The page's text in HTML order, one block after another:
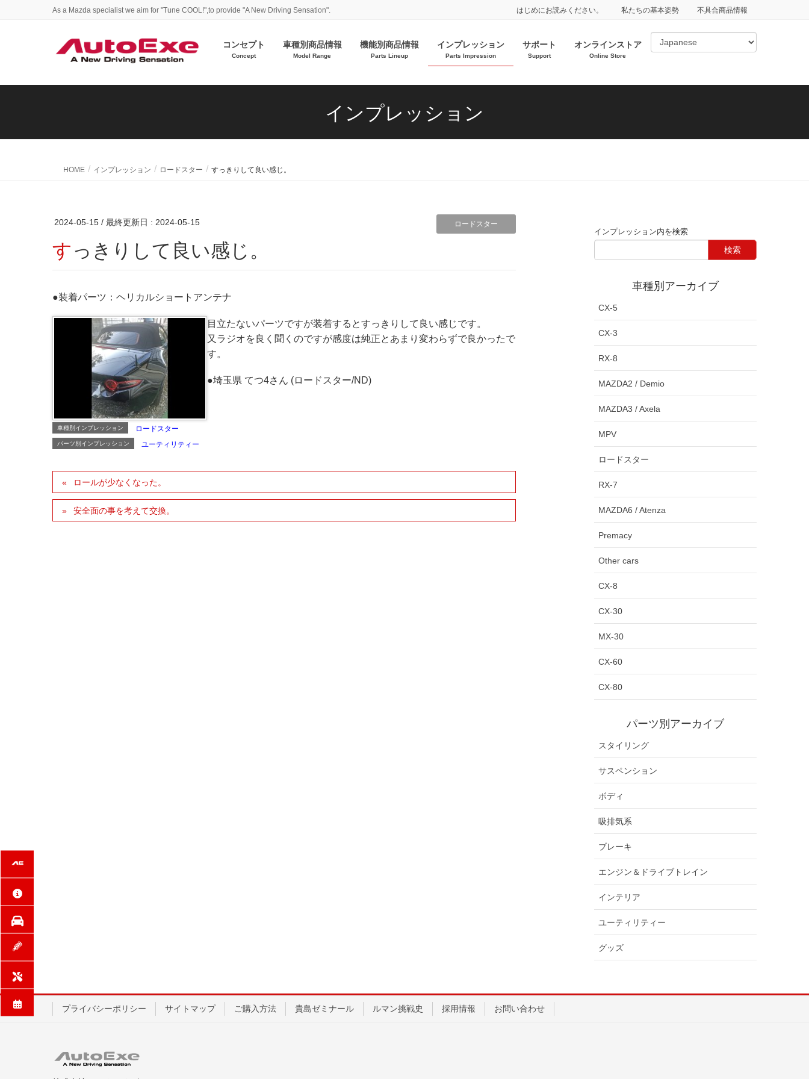
As a Mazda specialist we aim for "Tune COOL!",to provide "A New Driving Sensation". はじめにお読みください。 私たちの基本姿勢 不具合商品情報
コンセプト
Concept
車種別商品情報
Model Range
機能別商品情報
Parts Lineup
インプレッション
Parts Impression
サポート
Support
オンラインストア
Online Store
インプレッション
HOME インプレッション ロードスター すっきりして良い感じ。
2024-05-15 / 最終更新日 : 2024-05-15 ロードスター
すっきりして良い感じ。
●装着パーツ：ヘリカルショートアンテナ
目立たないパーツですが装着するとすっきりして良い感じです。
又ラジオを良く聞くのですが感度は純正とあまり変わらずで良かったで
す。
●埼玉県 てつ4さん (ロードスター/ND)
車種別インプレッション ロードスター
パーツ別インプレッション ユーティリティー
ロールが少なくなった。
安全面の事を考えて交換。
インプレッション内を検索
車種別アーカイブ
CX-5
CX-3
RX-8
MAZDA2 / Demio
MAZDA3 / Axela
MPV
ロードスター
RX-7
MAZDA6 / Atenza
Premacy
Other cars
CX-8
CX-30
MX-30
CX-60
CX-80
パーツ別アーカイブ
スタイリング
サスペンション
ボディ
吸排気系
ブレーキ
エンジン＆ドライブトレイン
インテリア
ユーティリティー
グッズ
プライバシーポリシー サイトマップ ご購入方法 貴島ゼミナール ルマン挑戦史 採用情報 お問い合わせ